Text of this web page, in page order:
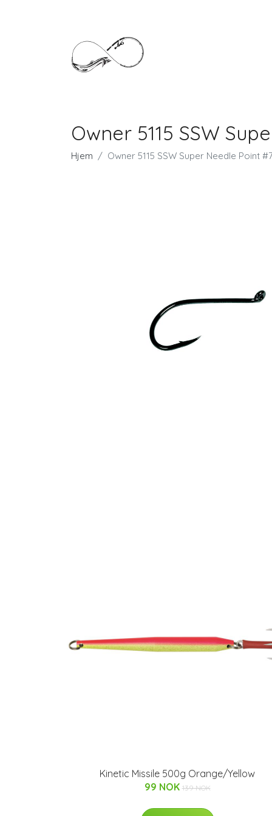
Owner 5115 SSW
Hjem Owner 5115 SSW Super Needle Point
Kinetic Missile 500g Orange/Yellow
99 NOK 139 NOK